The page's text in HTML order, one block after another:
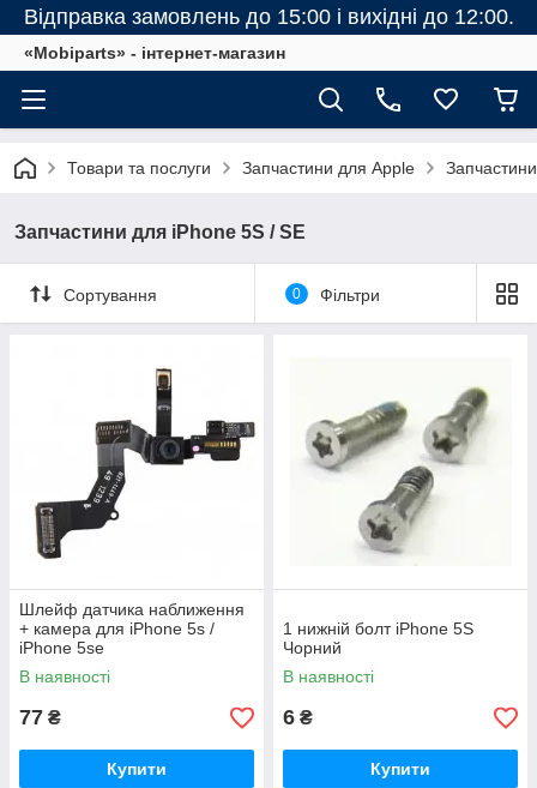
Відправка замовлень до 15:00 і вихідні до 12:00.
«Mobiparts» - інтернет-магазин
Товари та послуги Запчастини для Apple
Запчастини для iPhone 5S / SE
Сортування 0 Фільтри
Шлейф датчика наближення
+ камера для iPhone 5s /
iPhone 5se
В наявності
77 ₴
Купити
1 нижній болт iPhone 5S
Чорний
В наявності
6 ₴
Купити